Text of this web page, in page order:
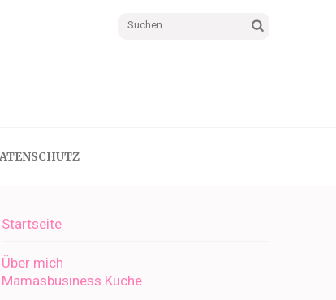
Suchen
Startseite
Über mich
Mamasbusiness Küche